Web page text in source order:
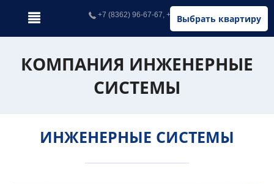
Выбрать квартиру
+7 (8362) 96-67-67, +7 (902) 326-67-67
КОМПАНИЯ ИНЖЕНЕРНЫЕ
СИСТЕМЫ
ИНЖЕНЕРНЫЕ СИСТЕМЫ